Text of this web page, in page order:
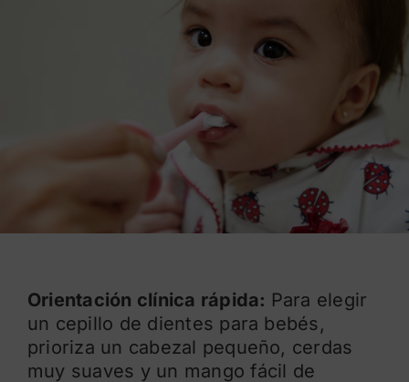
Orientación clínica rápida: Para elegir
un cepillo de dientes para bebés,
prioriza un cabezal pequeño, cerdas
muy suaves y un mango fácil de